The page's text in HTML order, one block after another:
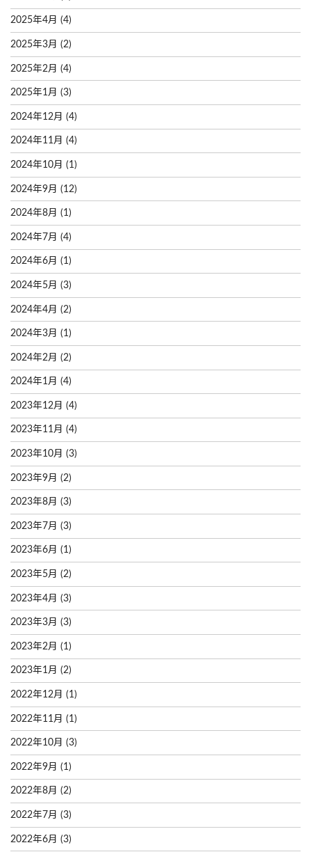
2025年4月 (4)
2025年3月 (2)
2025年2月 (4)
2025年1月 (3)
2024年12月 (4)
2024年11月 (4)
2024年10月 (1)
2024年9月 (12)
2024年8月 (1)
2024年7月 (4)
2024年6月 (1)
2024年5月 (3)
2024年4月 (2)
2024年3月 (1)
2024年2月 (2)
2024年1月 (4)
2023年12月 (4)
2023年11月 (4)
2023年10月 (3)
2023年9月 (2)
2023年8月 (3)
2023年7月 (3)
2023年6月 (1)
2023年5月 (2)
2023年4月 (3)
2023年3月 (3)
2023年2月 (1)
2023年1月 (2)
2022年12月 (1)
2022年11月 (1)
2022年10月 (3)
2022年9月 (1)
2022年8月 (2)
2022年7月 (3)
2022年6月 (3)